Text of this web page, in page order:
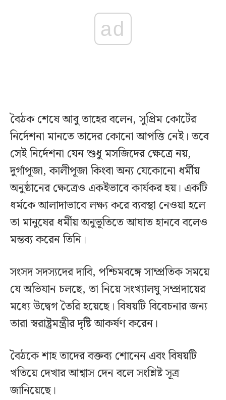
ad
বৈঠক শেষে আবু তাহের বলেন, সুপ্রিম কোর্টের
নির্দেশনা মানতে তাদের কোনো আপত্তি নেই। তবে
সেই নির্দেশনা যেন শুধু মসজিদের ক্ষেত্রে নয়,
দুর্গাপূজা, কালীপূজা কিংবা অন্য যেকোনো ধর্মীয়
অনুষ্ঠানের ক্ষেত্রেও একইভাবে কার্যকর হয়। একটি
ধর্মকে আলাদাভাবে লক্ষ্য করে ব্যবস্থা নেওয়া হলে
তা মানুষের ধর্মীয় অনুভূতিতে আঘাত হানবে বলেও
মন্তব্য করেন তিনি।
সংসদ সদস্যদের দাবি, পশ্চিমবঙ্গে সাম্প্রতিক সময়ে
যে অভিযান চলছে, তা নিয়ে সংখ্যালঘু সম্প্রদায়ের
মধ্যে উদ্বেগ তৈরি হয়েছে। বিষয়টি বিবেচনার জন্য
তারা স্বরাষ্ট্রমন্ত্রীর দৃষ্টি আকর্ষণ করেন।
বৈঠকে শাহ তাদের বক্তব্য শোনেন এবং বিষয়টি
খতিয়ে দেখার আশ্বাস দেন বলে সংশ্লিষ্ট সূত্র
জানিয়েছে।‌